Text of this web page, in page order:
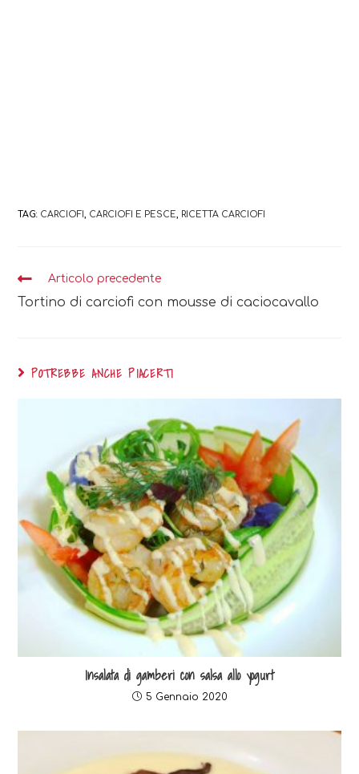
TAG: CARCIOFI, CARCIOFI E PESCE, RICETTA CARCIOFI
Leggi
altri
articoli
Articolo precedente
Tortino di carciofi con mousse di caciocavallo
POTREBBE ANCHE PIACERTI
Insalata di gamberi con salsa allo yogurt
5 Gennaio 2020